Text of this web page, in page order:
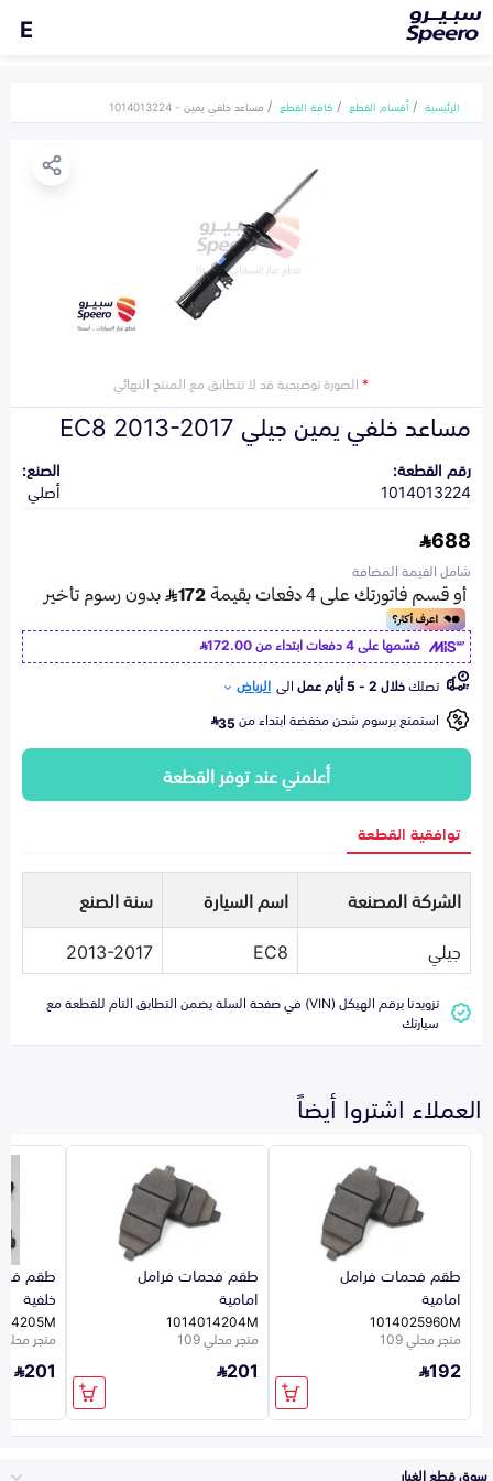
E
الرئيسية أقسام القطع كافة القطع مساعد خلفي يمين - 1014013224
*الصورة توضيحية قد لا تتطابق مع المنتج النهائي
مساعد خلفي يمين جيلي EC8 2013-2017
رقم القطعة:
1014013224
الصنع:
أصلي
688
شامل القيمة المضافة
قسّمها على 4 دفعات ابتداء من
172.00
تصلكخلال 2 - 5 أيام عمل الى الرياض
استمتع برسوم شحن مخفضة ابتداء من35
أعلمني عند توفر القطعة
توافقية القطعة
الشركة المصنعة اسم السيارة
سنة الصنع
جيلي
EC8
2013-2017
تزويدنا برقم الهيكل (VIN) في صفحة السلة يضمن التطابق التام للقطعة مع
سيارتك
العملاء اشتروا أيضاً
طقم فحمات فرامل
امامية
1014025960M
متجر محلي 109
192
طقم فحمات فرامل
امامية
1014014204M
متجر محلي 109
201
طقم
خلفية
متجر محلي
201
سوق قطع الغيار